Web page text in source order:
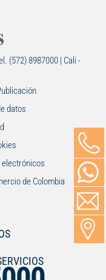
(572) 8987000 | Cali -
datos
de Colombia